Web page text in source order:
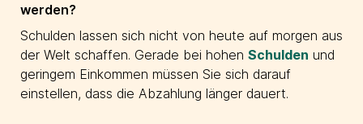
werden?
Schulden lassen sich nicht von heute auf morgen aus
der Welt schaffen. Gerade bei hohen Schulden und
geringem Einkommen müssen Sie sich darauf
einstellen, dass die Abzahlung länger dauert.